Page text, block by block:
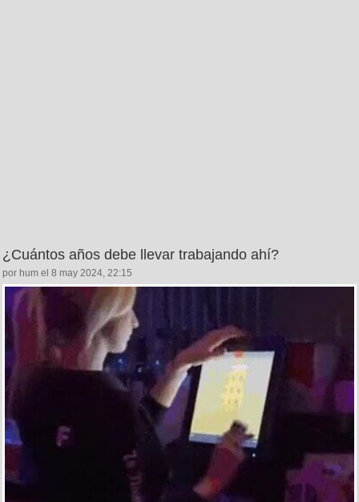
¿Cuántos años debe llevar trabajando ahí?
por hum el 8 may 2024, 22:15